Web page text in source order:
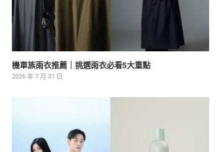
機車族雨衣推薦｜挑選雨衣必看5大重點
2026 年 7 月 31 日